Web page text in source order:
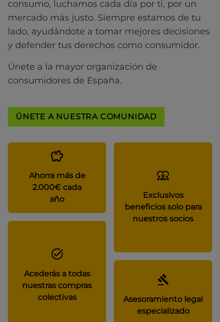
consumo, luchamos cada día por ti, por un
mercado más justo. Siempre estamos de tu
lado, ayudándote a tomar mejores decisiones
y defender tus derechos como consumidor.
Únete a la mayor organización de
consumidores de España.
ÚNETE A NUESTRA COMUNIDAD
Ahorra más de
2.000€ cada
año
Exclusivos
beneficios solo para
nuestros socios
Acederás a todas
nuestras compras
colectivas
Asesoramiento legal
especializado